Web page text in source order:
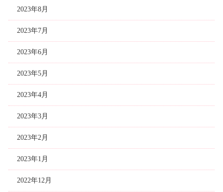
2023年8月
2023年7月
2023年6月
2023年5月
2023年4月
2023年3月
2023年2月
2023年1月
2022年12月